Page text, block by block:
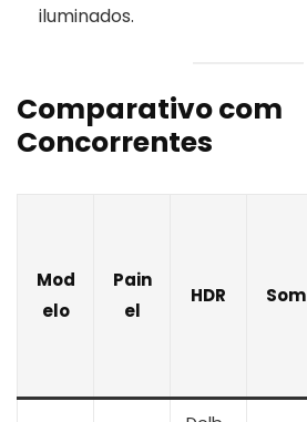
iluminados.
Comparativo com
Concorrentes
Mod
elo
Pain
el
HDR Som